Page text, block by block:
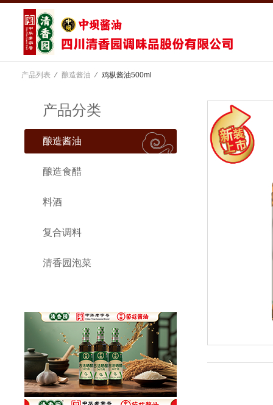
产品列表 ⁄ 酿造酱油 ⁄ 鸡枞酱油500ml
产品分类
酿造酱油
酿造食醋
料酒
复合调料
清香园泡菜